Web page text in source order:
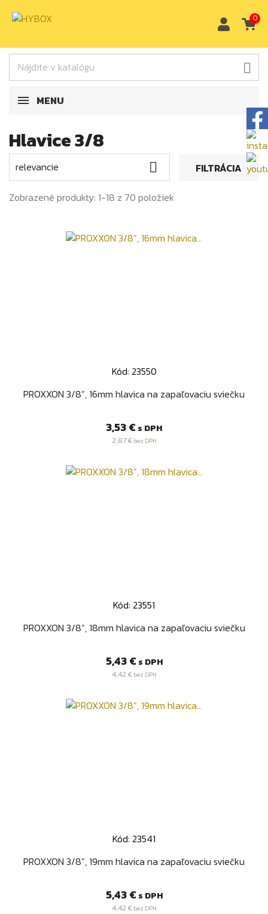

0
MENU
Hlavice 3/8
relevancie  FILTRÁCIA
Zobrazené produkty: 1-18 z 70 položiek
Kód: 23550
PROXXON 3/8”, 16mm hlavica na zapaľovaciu sviečku
Cena
3,53 € s DPH
2,87 €bez DPH
Kód: 23551
PROXXON 3/8”, 18mm hlavica na zapaľovaciu sviečku
Cena
5,43 € s DPH
4,42 €bez DPH
Kód: 23541
PROXXON 3/8”, 19mm hlavica na zapaľovaciu sviečku
Cena
5,43 € s DPH
4,42 €bez DPH